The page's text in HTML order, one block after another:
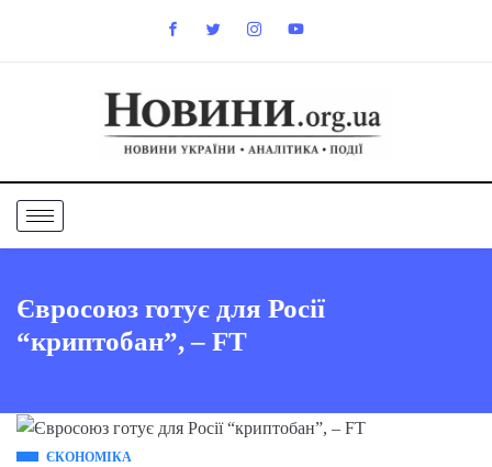
Євросоюз готує для Росії
“криптобан”, – FT
ЄКОНОМІКА